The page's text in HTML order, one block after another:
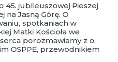
45. jubileuszowej Pieszej
na Jasną Górę. O
spotkaniach w
Matki Kościoła we
porozmawiamy z o.
OSPPE, przewodnikiem